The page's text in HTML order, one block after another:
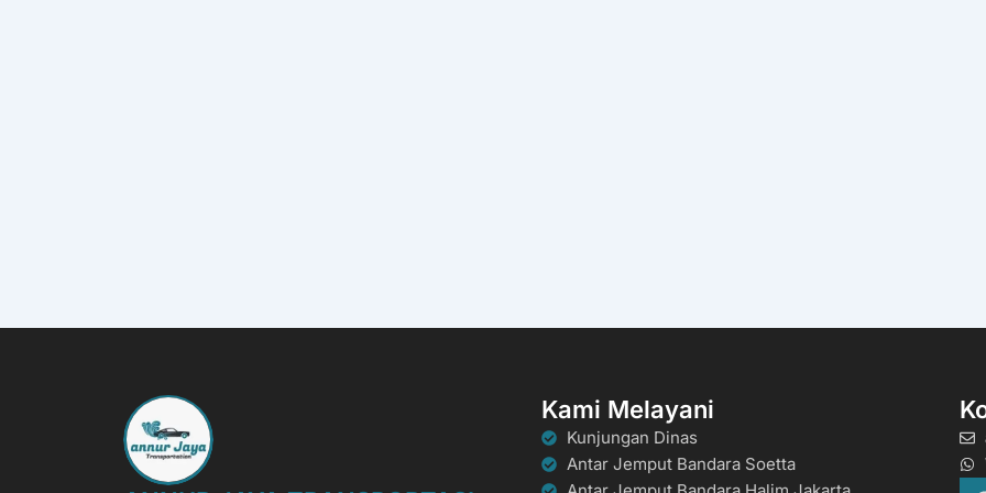
Kami Melayani
Kunjungan Dinas
Antar Jemput Bandara Soetta